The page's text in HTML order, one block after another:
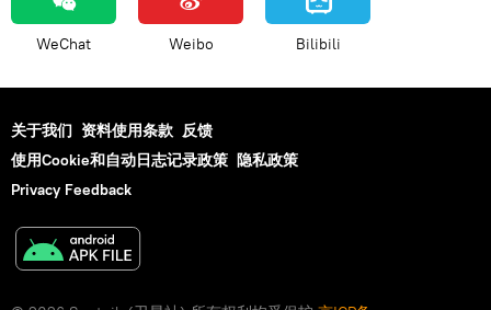
WeChat Weibo Bilibili
关于我们 资料使用条款 反馈
使用Cookie和自动日志记录政策 隐私政策
Privacy Feedback